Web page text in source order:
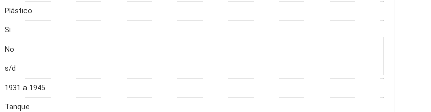
Plástico
Si
No
s/d
1931 a 1945
Tanque